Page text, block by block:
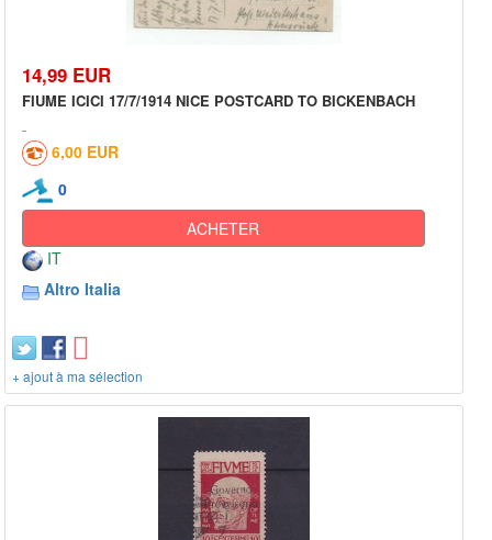
14,99 EUR
FIUME ICICI 17/7/1914 NICE POSTCARD TO BICKENBACH
6,00 EUR
0
ACHETER
IT
Altro Italia
+ ajout à ma sélection